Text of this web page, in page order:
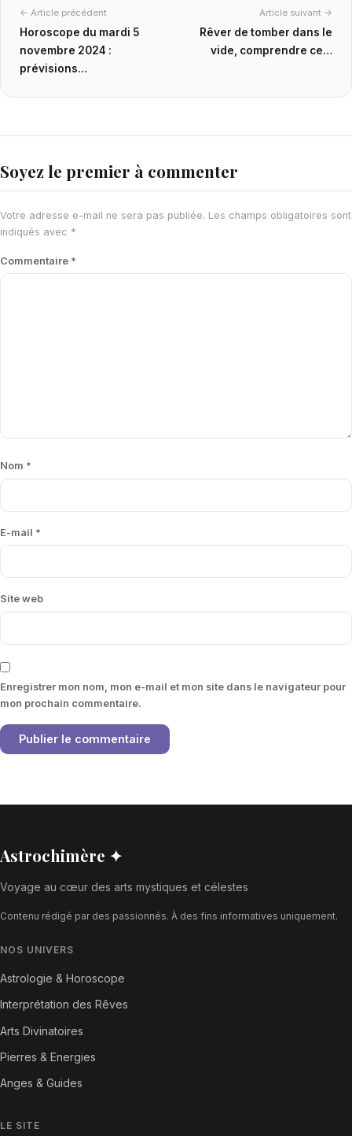
← Article précédent
Horoscope du mardi 5
novembre 2024 :
prévisions…
Article suivant →
Rêver de tomber dans le
vide, comprendre ce…
Soyez le premier à commenter
Votre adresse e-mail ne sera pas publiée. Les champs obligatoires sont
indiqués avec *
Commentaire *
Nom *
E-mail *
Site web
Enregistrer mon nom, mon e-mail et mon site dans le navigateur pour
mon prochain commentaire.
Astrochimère ✦
Voyage au cœur des arts mystiques et célestes
Contenu rédigé par des passionnés. À des fins informatives uniquement.
NOS UNIVERS
Astrologie & Horoscope
Interprétation des Rêves
Arts Divinatoires
Pierres & Energies
Anges & Guides
LE SITE